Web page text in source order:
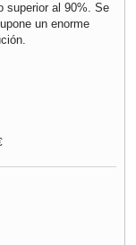
superior al 90%. Se
un enorme